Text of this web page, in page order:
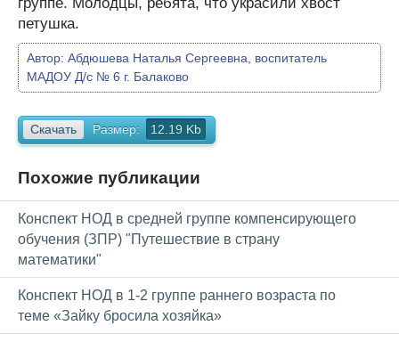
петушка.
Автор: Абдюшева Наталья Сергеевна, воспитатель
МАДОУ Д/c № 6 г. Балаково
Скачать Размер: 12.19 Kb
Похожие публикации
Конспект НОД в средней группе компенсирующего
обучения (ЗПР) "Путешествие в страну
математики"
Конспект НОД в 1-2 группе раннего возраста по
теме «Зайку бросила хозяйка»